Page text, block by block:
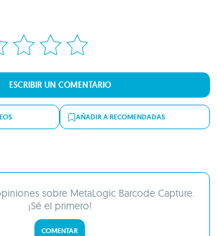
ESCRIBIR UN COMENTARIO
AÑADIR A RECOMENDADAS
sobre MetaLogic Barcode Capture.
¡Sé el primero!
COMENTAR